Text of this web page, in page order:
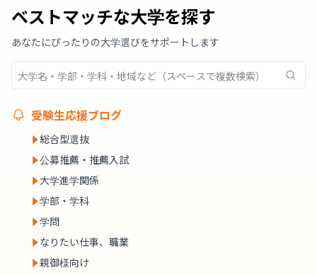
ベストマッチな大学を探す
あなたにぴったりの大学選びをサポートします
受験生応援ブログ
総合型選抜
公募推薦・推薦入試
大学進学関係
学部・学科
学問
なりたい仕事、職業
親御様向け